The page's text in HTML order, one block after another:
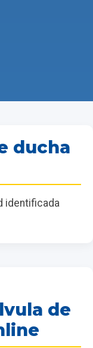
ducha
identificada
de